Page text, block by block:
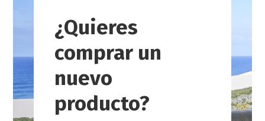
¿Quieres
comprar un
nuevo
producto?